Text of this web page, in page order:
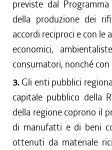
previste dal
della produzione dei
accordi reciproci e con le
economici,
consumatori, nonché
3. Gli enti pubblici
capitale pubblico della
della regione coprono il
di manufatti e di beni
ottenuti da materiale